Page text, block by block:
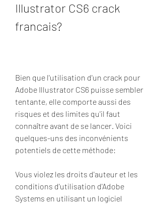
Illustrator CS6 crack
francais?
Bien que l'utilisation d'un crack pour
Adobe Illustrator CS6 puisse sembler
tentante, elle comporte aussi des
risques et des limites qu'il faut
connaître avant de se lancer. Voici
quelques-uns des inconvénients
potentiels de cette méthode:
Vous violez les droits d'auteur et les
conditions d'utilisation d'Adobe
Systems en utilisant un logiciel